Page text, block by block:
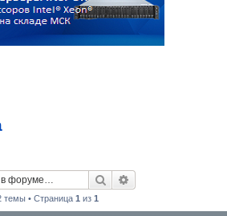
Поиск
темы • Страница 1 из 1